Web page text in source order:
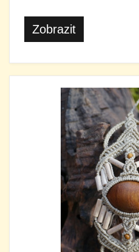
Zobrazit